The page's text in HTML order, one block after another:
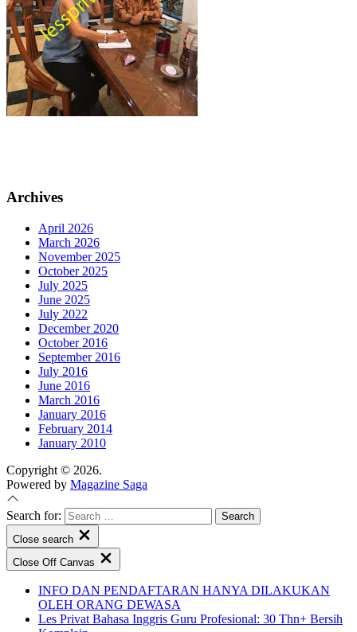
Archives
April 2026
March 2026
November 2025
October 2025
July 2025
June 2025
July 2022
December 2020
October 2016
September 2016
July 2016
June 2016
March 2016
January 2016
February 2014
January 2010
Copyright © 2026.
Powered by Magazine Saga
Search for:
Close search
Close Off Canvas
INFO DAN PENDAFTARAN HANYA DILAKUKAN
OLEH ORANG DEWASA
Les Privat Bahasa Inggris Guru Profesional: 30 Thn+ Bersih